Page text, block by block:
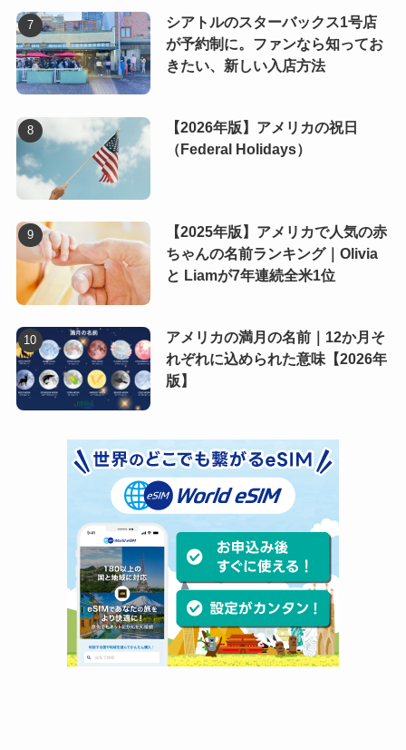
シアトルのスターバックス1号店
が予約制に。ファンなら知ってお
きたい、新しい入店方法
【2026年版】アメリカの祝日
（Federal Holidays）
【2025年版】アメリカで人気の赤
ちゃんの名前ランキング｜Olivia
と Liamが7年連続全米1位
アメリカの満月の名前｜12か月そ
れぞれに込められた意味【2026年
版】